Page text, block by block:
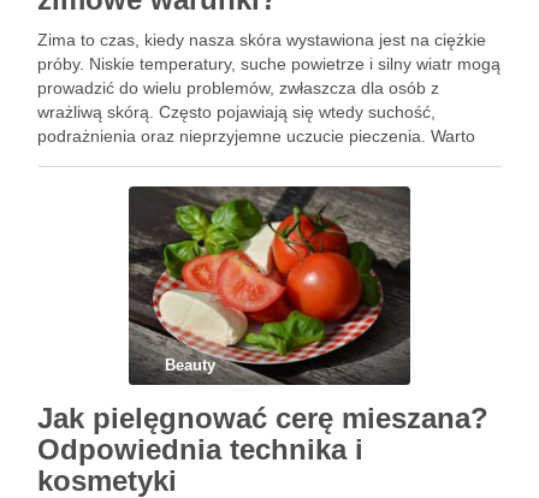
Zima to czas, kiedy nasza skóra wystawiona jest na ciężkie
próby. Niskie temperatury, suche powietrze i silny wiatr mogą
prowadzić do wielu problemów, zwłaszcza dla osób z
wrażliwą skórą. Często pojawiają się wtedy suchość,
podrażnienia oraz nieprzyjemne uczucie pieczenia. Warto
utrzymać skórę w …
Beauty
Jak pielęgnować cerę mieszana?
Odpowiednia technika i
kosmetyki